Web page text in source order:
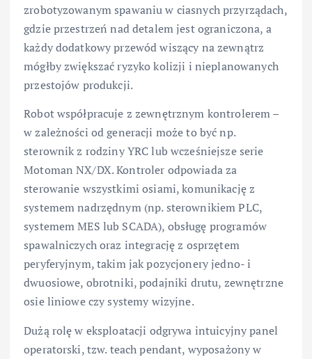
zrobotyzowanym spawaniu w ciasnych przyrządach,
gdzie przestrzeń nad detalem jest ograniczona, a
każdy dodatkowy przewód wiszący na zewnątrz
mógłby zwiększać ryzyko kolizji i nieplanowanych
przestojów produkcji.
Robot współpracuje z zewnętrznym kontrolerem –
w zależności od generacji może to być np.
sterownik z rodziny YRC lub wcześniejsze serie
Motoman NX/DX. Kontroler odpowiada za
sterowanie wszystkimi osiami, komunikację z
systemem nadrzędnym (np. sterownikiem PLC,
systemem MES lub SCADA), obsługę programów
spawalniczych oraz integrację z osprzętem
peryferyjnym, takim jak pozycjonery jedno- i
dwuosiowe, obrotniki, podajniki drutu, zewnętrzne
osie liniowe czy systemy wizyjne.
Dużą rolę w eksploatacji odgrywa intuicyjny panel
operatorski, tzw. teach pendant, wyposażony w